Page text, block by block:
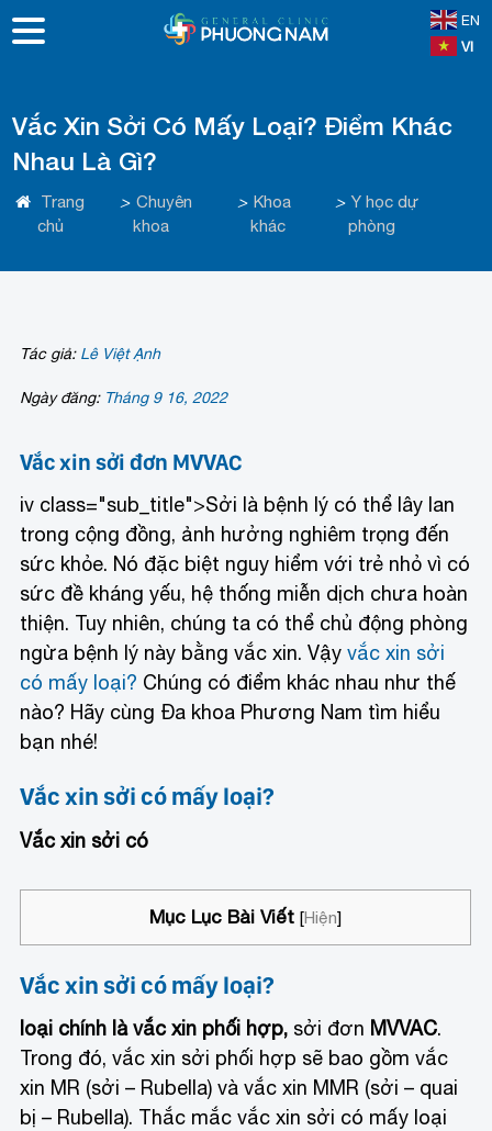
EN
VI
Vắc Xin Sởi Có Mấy Loại? Điểm Khác
Nhau Là Gì?
Trang
chủ
> Chuyên
khoa
> Khoa
khác
> Y học dự
phòng
Tác giả: Lê Việt Ạnh
Ngày đăng: Tháng 9 16, 2022
Vắc xin sởi đơn MVVAC
iv class="sub_title">Sởi là bệnh lý có thể lây lan
trong cộng đồng, ảnh hưởng nghiêm trọng đến
sức khỏe. Nó đặc biệt nguy hiểm với trẻ nhỏ vì có
sức đề kháng yếu, hệ thống miễn dịch chưa hoàn
thiện. Tuy nhiên, chúng ta có thể chủ động phòng
ngừa bệnh lý này bằng vắc xin. Vậyvắc xin sởi
có mấy loại? Chúng có điểm khác nhau như thế
nào? Hãy cùng Đa khoa Phương Nam tìm hiểu
bạn nhé!
Vắc xin sởi có mấy loại?
Vắc xin sởi có
Mục Lục Bài Viết [Hiện]
Vắc xin sởi có mấy loại?
loại chính làvắc xin phối hợp, sởi đơn MVVAC.
Trong đó, vắc xin sởi phối hợp sẽ bao gồm vắc
xin MR (sởi – Rubella) và vắc xin MMR (sởi – quai
bị – Rubella). Thắc mắc vắc xin sởi có mấy loại